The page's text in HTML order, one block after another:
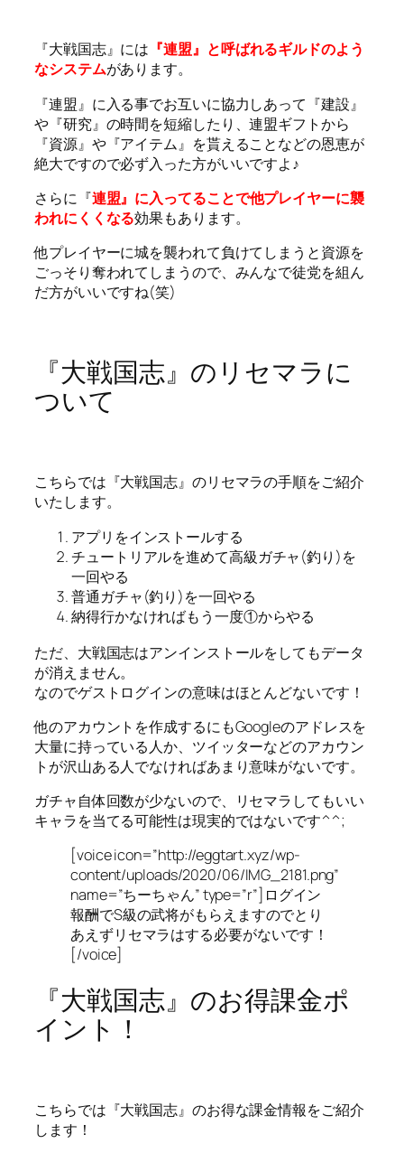
『大戦国志』には 『連盟』と呼ばれるギルドのよう
なシステムがあります。
『連盟』に入る事でお互いに協力しあって『建設』
や『研究』の時間を短縮したり、連盟ギフトから
『資源』や『アイテム』を貰えることなどの恩恵が
絶大ですので必ず入った方がいいですよ♪
さらに『連盟』に入ってることで他プレイヤーに襲
われにくくなる効果もあります。
他プレイヤーに城を襲われて負けてしまうと資源を
ごっそり奪われてしまうので、みんなで徒党を組ん
だ方がいいですね(笑)
『大戦国志』のリセマラに
ついて
こちらでは『大戦国志』のリセマラの手順をご紹介
いたします。
アプリをインストールする
チュートリアルを進めて高級ガチャ(釣り)を
一回やる
普通ガチャ(釣り)を一回やる
納得行かなければもう一度①からやる
ただ、大戦国志はアンインストールをしてもデータ
が消えません。
なのでゲストログインの意味はほとんどないです！
他のアカウントを作成するにもGoogleのアドレスを
大量に持っている人か、ツイッターなどのアカウン
トが沢山ある人でなければあまり意味がないです。
ガチャ自体回数が少ないので、リセマラしてもいい
キャラを当てる可能性は現実的ではないです^^;
[voice icon=”http://eggtart.xyz/wp-
content/uploads/2020/06/IMG_2181.png”
name=”ちーちゃん” type=”r”]ログイン
報酬でS級の武将がもらえますのでとり
あえずリセマラはする必要がないです！
[/voice]
『大戦国志』のお得課金ポ
イント！
こちらでは『大戦国志』のお得な課金情報をご紹介
します！